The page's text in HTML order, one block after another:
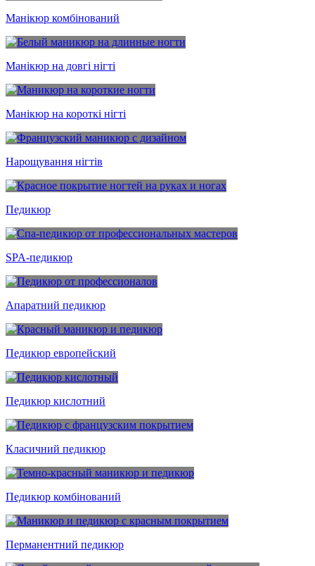
Манікюр комбінований
Манікюр на довгі нігті
Манікюр на короткі нігті
Нарощування нігтів
Педикюр
SPA-педикюр
Апаратний педикюр
Педикюр европейский
Педикюр кислотний
Класичний педикюр
Педикюр комбінований
Перманентний педикюр